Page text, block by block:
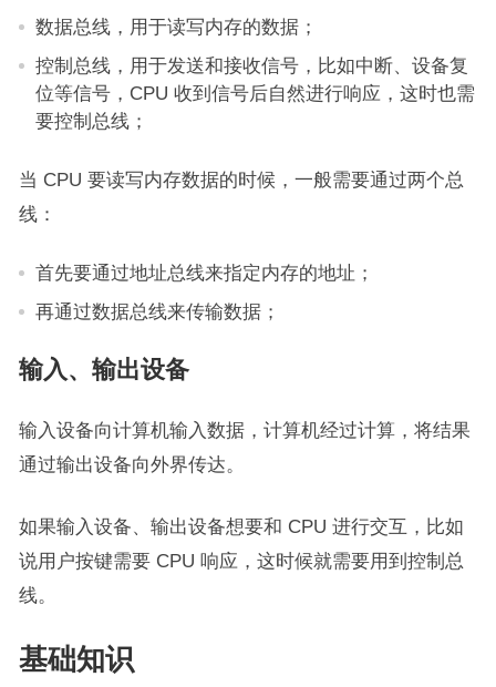
数据总线，用于读写内存的数据；
控制总线，用于发送和接收信号，比如中断、设备复
位等信号，CPU 收到信号后自然进行响应，这时也需
要控制总线；
当 CPU 要读写内存数据的时候，一般需要通过两个总
线：
首先要通过地址总线来指定内存的地址；
再通过数据总线来传输数据；
输入、输出设备
输入设备向计算机输入数据，计算机经过计算，将结果
通过输出设备向外界传达。
如果输入设备、输出设备想要和 CPU 进行交互，比如
说用户按键需要 CPU 响应，这时候就需要用到控制总
线。
基础知识